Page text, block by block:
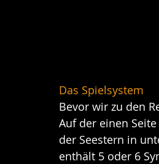
Das Spielsystem
Bevor wir zu den
Auf der einen
der Seestern in
enthält 5 oder 6